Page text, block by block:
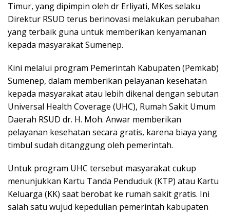
Timur, yang dipimpin oleh dr Erliyati, MKes selaku
Direktur RSUD terus berinovasi melakukan perubahan
yang terbaik guna untuk memberikan kenyamanan
kepada masyarakat Sumenep.
Kini melalui program Pemerintah Kabupaten (Pemkab)
Sumenep, dalam memberikan pelayanan kesehatan
kepada masyarakat atau lebih dikenal dengan sebutan
Universal Health Coverage (UHC), Rumah Sakit Umum
Daerah RSUD dr. H. Moh. Anwar memberikan
pelayanan kesehatan secara gratis, karena biaya yang
timbul sudah ditanggung oleh pemerintah.
Untuk program UHC tersebut masyarakat cukup
menunjukkan Kartu Tanda Penduduk (KTP) atau Kartu
Keluarga (KK) saat berobat ke rumah sakit gratis. Ini
salah satu wujud kepedulian pemerintah kabupaten